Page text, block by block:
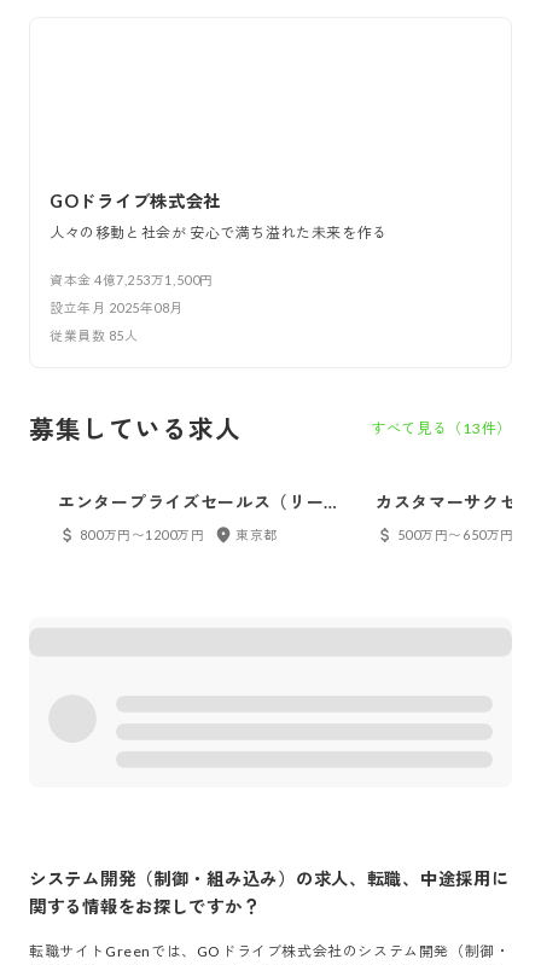
GOドライブ株式会社
人々の移動と社会が 安心で満ち溢れた未来を作る
資本金4億7,253万1,500円
設立年月 2025年08月
従業員数 85 人
募集している求人 すべて見る（ 13件）
エンタープライズセールス（リーダ
ー候補）
800万円〜1200万円 東京都
カスタマーサクセス
500万円〜650万円
システム開発（制御・組み込み） の求人、転職、中途採用に
関する情報をお探しですか？
転職サイトGreenでは、 GOドライブ株式会社の システム開発（制御・